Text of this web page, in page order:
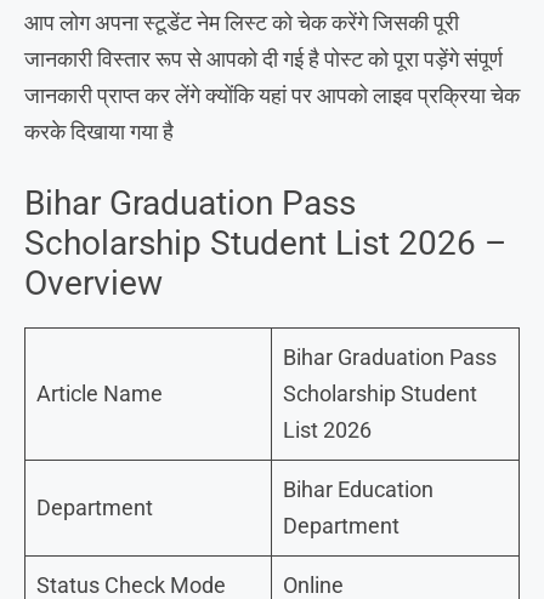
आप लोग अपना स्टूडेंट नेम लिस्ट को चेक करेंगे जिसकी पूरी
जानकारी विस्तार रूप से आपको दी गई है पोस्ट को पूरा पड़ेंगे संपूर्ण
जानकारी प्राप्त कर लेंगे क्योंकि यहां पर आपको लाइव प्रक्रिया चेक
करके दिखाया गया है
Bihar Graduation Pass
Scholarship Student List 2026 –
Overview
Article Name
Bihar Graduation Pass
Scholarship Student
List 2026
Department
Bihar Education
Department
Status Check Mode Online